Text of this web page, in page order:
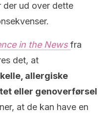
der ud over dette
in the News fra
det, at
allergiske
eller genoverførsel
at de kan have en